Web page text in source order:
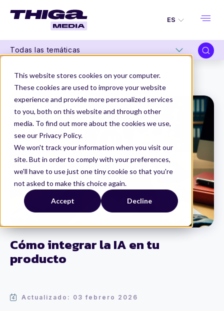
This website stores cookies on your computer.
These cookies are used to improve your website
experience and provide more personalized services
to you, both on this website and through other
media. To find out more about the cookies we use,
see our Privacy Policy.
We won't track your information when you visit our
site. But in order to comply with your preferences,
we'll have to use just one tiny cookie so that you're
not asked to make this choice again.
Accept Decline
ES
Todas las temáticas
Cómo integrar la IA en tu
producto
Actualizado: 03 febrero 2026
Thiga Media
Product Management